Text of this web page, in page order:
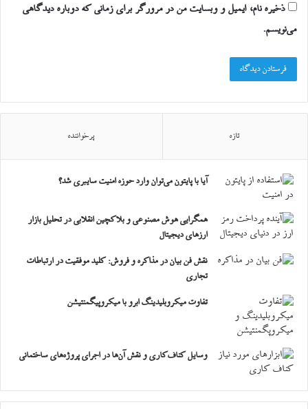
ذخیره نام، ایمیل و وبسایت من در مرورگر برای زمانی که دوباره دیدگاهی
می‌نویسم.
تازه پرخواننده
آیا با پایتون می‌توان وارد حوزه امنیت سایبری شد؟
همگرایی هوش مصنوعی و بلاکچین انقلابی در تحلیل بازار
ارزهای دیجیتال
نقش فن بیان در مذاکره و فروش: کلید موفقیت در ارتباطات
تجاری
تفاوت میکروبلیدینگ ابرو با میکروپیگمنتیشن
وسایل کناف‌کاری و نقش آن‌ها در اجرای پروژه‌های ساختمانی